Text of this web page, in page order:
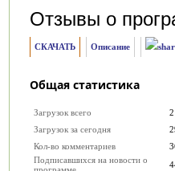
Отзывы о
СКАЧАТЬ Описание
Общая статистика
Загрузок всего
Загрузок за сегодня
Кол-во комментариев
Подписавшихся на новости о